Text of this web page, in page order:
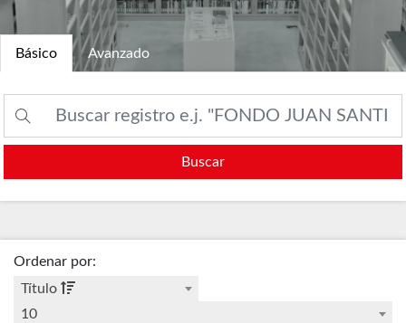
Básico Avanzado
Buscar
Ordenar por:
Título
10